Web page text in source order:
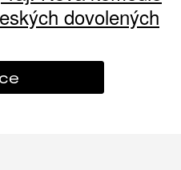
dovolených